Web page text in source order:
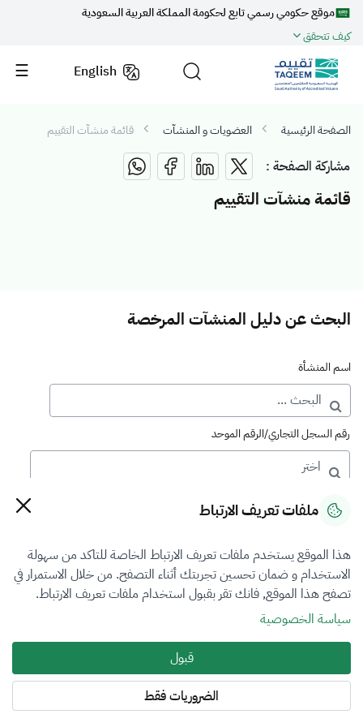
موقع حكومي رسمي تابع لحكومة المملكة العربية السعودية
كيف تتحقق
English
الصفحة الرئيسية العضويات و المنشآت قائمة منشآت التقييم
مشاركة الصفحة :
قائمة منشآت التقييم
البحث عن دليل المنشآت المرخصة
اسم المنشأة
رقم السجل التجاري/الرقم الموحد
رقم الترخيص
التصنيف
الكل
فرع التقييم
الآلات والمعدات والممتلكات المنقولة
ملفات تعريف الارتباط
هذا الموقع يستخدم ملفات تعريف الارتباط الخاصة للتاكد من سهولة
الاستخدام و ضمان تحسين تجربتك أثناء التصفح. من خلال الاستمرار في
تصفح هذا الموقع, فانك تقر بقبول استخدام ملفات تعريف الارتباط.
سياسة الخصوصية
قبول
الضروريات فقط